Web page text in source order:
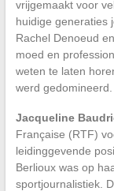
vrijgemaakt voor
huidige generaties
Rachel Denoeud
moed en
weten te laten
werd gedomineerd.
Jacqueline
Française (RTF)
leidinggevende
Berlioux was op
sportjournalistiek.